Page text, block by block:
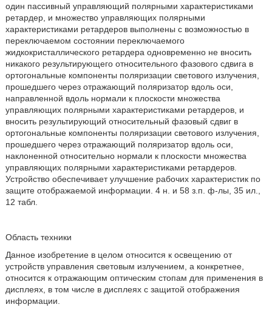
один пассивный управляющий полярными характеристиками
ретардер, и множество управляющих полярными
характеристиками ретардеров выполнены с возможностью в
переключаемом состоянии переключаемого
жидкокристаллического ретардера одновременно не вносить
никакого результирующего относительного фазового сдвига в
ортогональные компоненты поляризации светового излучения,
прошедшего через отражающий поляризатор вдоль оси,
направленной вдоль нормали к плоскости множества
управляющих полярными характеристиками ретардеров, и
вносить результирующий относительный фазовый сдвиг в
ортогональные компоненты поляризации светового излучения,
прошедшего через отражающий поляризатор вдоль оси,
наклоненной относительно нормали к плоскости множества
управляющих полярными характеристиками ретардеров.
Устройство обеспечивает улучшение рабочих характеристик по
защите отображаемой информации. 4 н. и 58 з.п. ф-лы, 35 ил.,
12 табл.
Область техники
Данное изобретение в целом относится к освещению от
устройств управления световым излучением, а конкретнее,
относится к отражающим оптическим стопам для применения в
дисплеях, в том числе в дисплеях с защитой отображения
информации.